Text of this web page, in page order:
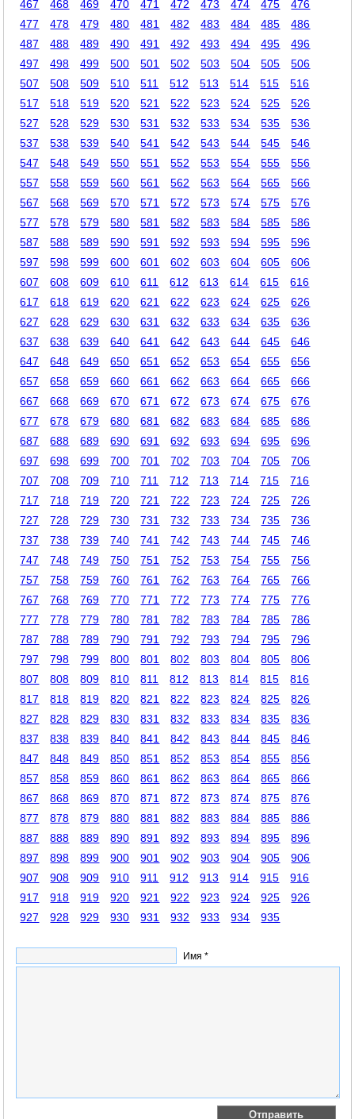
467 468 469 470 471 472 473 474 475
476
477
478 479 480 481 482 483 484 485
486
487
488 489 490 491 492 493 494 495
496
497
498 499 500 501 502 503 504 505
506
507
508 509 510 511 512 513 514 515
516
517
518 519 520 521 522 523 524 525
526
527
528 529 530 531 532 533 534 535
536
537
538 539 540 541 542 543 544 545
546
547
548 549 550 551 552 553 554 555
556
557
558 559 560 561 562 563 564 565
566
567
568 569 570 571 572 573 574 575
576
577
578 579 580 581 582 583 584 585
586
587
588 589 590 591 592 593 594 595
596
597
598 599 600 601 602 603 604 605
606
607
608 609 610 611 612 613 614 615
616
617
618 619 620 621 622 623 624 625
626
627
628 629 630 631 632 633 634 635
636
637
638 639 640 641 642 643 644 645
646
647
648 649 650 651 652 653 654 655
656
657
658 659 660 661 662 663 664 665
666
667
668 669 670 671 672 673 674 675
676
677
678 679 680 681 682 683 684 685
686
687
688 689 690 691 692 693 694 695
696
697
698 699 700 701 702 703 704 705
706
707
708 709 710 711 712 713 714 715
716
717
718 719 720 721 722 723 724 725
726
727
728 729 730 731 732 733 734 735
736
737
738 739 740 741 742 743 744 745
746
747
748 749 750 751 752 753 754 755
756
757
758 759 760 761 762 763 764 765
766
767
768 769 770 771 772 773 774 775
776
777
778 779 780 781 782 783 784 785
786
787
788 789 790 791 792 793 794 795
796
797
798 799 800 801 802 803 804 805
806
807
808 809 810 811 812 813 814 815
816
817
818 819 820 821 822 823 824 825
826
827
828 829 830 831 832 833 834 835
836
837
838 839 840 841 842 843 844 845
846
847
848 849 850 851 852 853 854 855
856
857
858 859 860 861 862 863 864 865
866
867
868 869 870 871 872 873 874 875
876
877
878 879 880 881 882 883 884 885
886
887
888 889 890 891 892 893 894 895
896
897
898 899 900 901 902 903 904 905
906
907
908 909 910 911 912 913 914 915
916
917
918 919 920 921 922 923 924 925
926
927
928 929 930 931 932 933 934 935
Имя *